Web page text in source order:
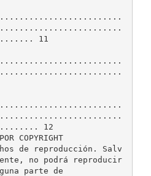
11
12
COPYRIGHT
de reproducción. Salv
no podrá reproducir
parte de